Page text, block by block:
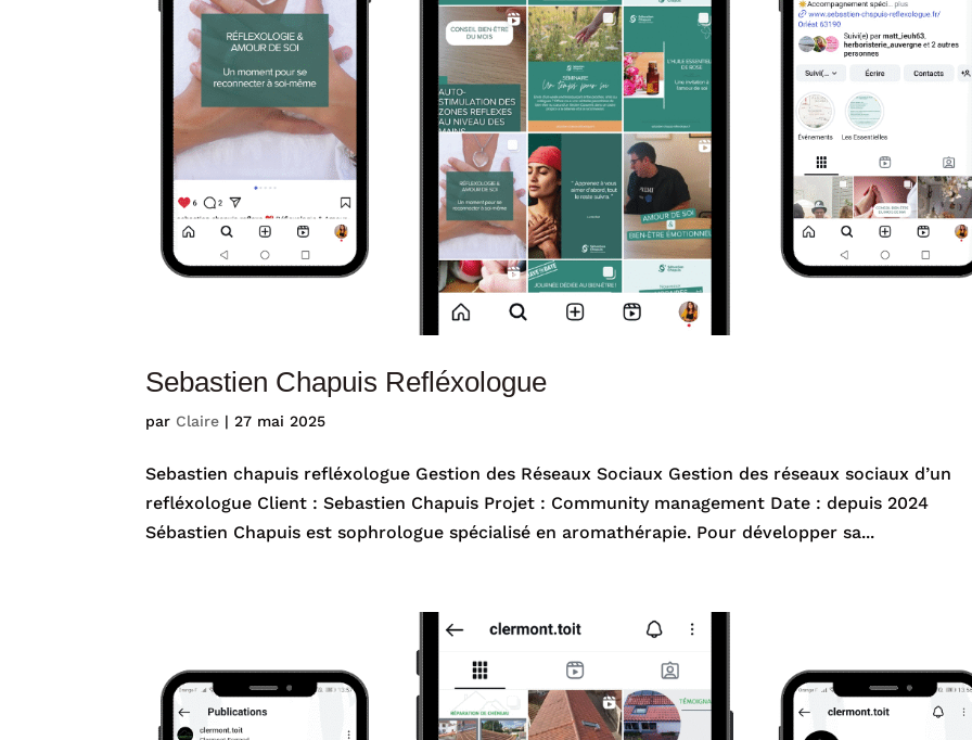
Sebastien Chapuis Refléxologue
par Claire |27 mai 2025
Sebastien chapuis refléxologue Gestion des Réseaux Sociaux Gestion des réseaux sociaux d’un
refléxologue Client : Sebastien Chapuis Projet : Community management Date : depuis 2024
Sébastien Chapuis est sophrologue spécialisé en aromathérapie. Pour développer sa...